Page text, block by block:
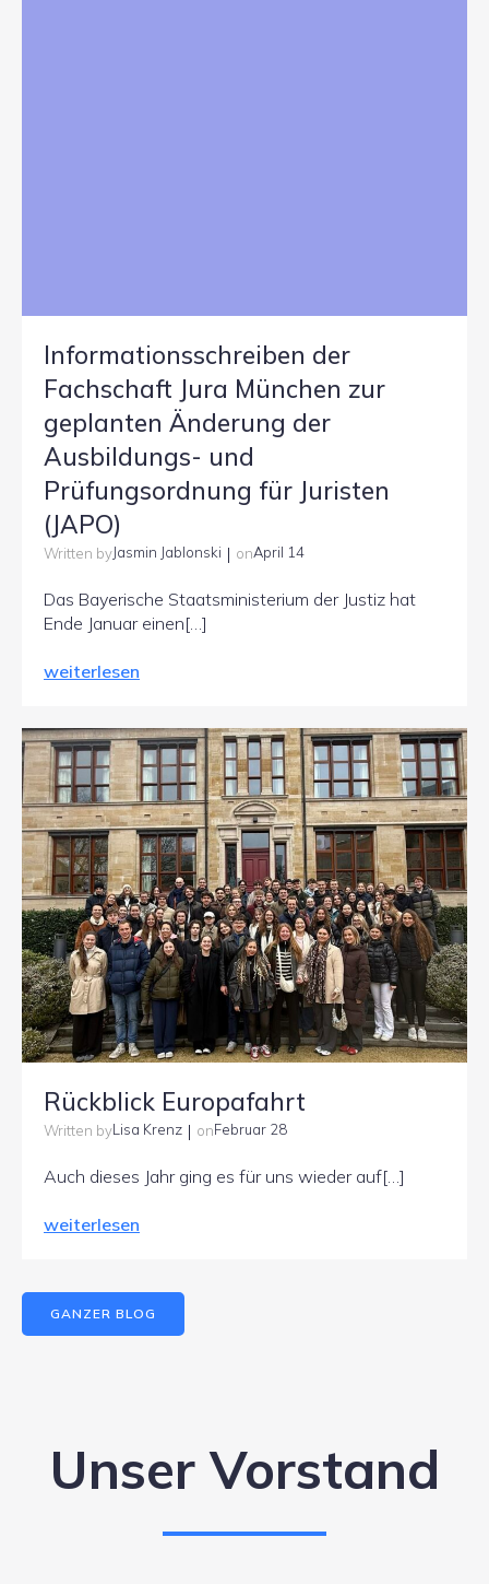
Informationsschreiben der
Fachschaft Jura München zur
geplanten Änderung der
Ausbildungs- und
Prüfungsordnung für Juristen
(JAPO)
Written byJasmin Jablonski | onApril 14
Das Bayerische Staatsministerium der Justiz hat
Ende Januar einen[…]
weiterlesen
Rückblick Europafahrt
Written byLisa Krenz | onFebruar 28
Auch dieses Jahr ging es für uns wieder auf[…]
weiterlesen
GANZER BLOG
Unser Vorstand